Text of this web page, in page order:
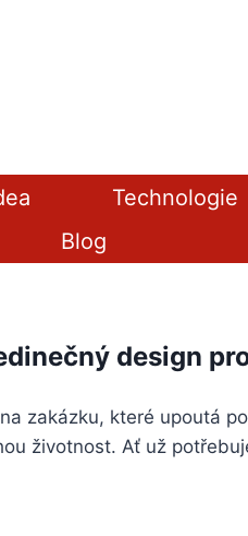
Technologie
Blog
design
zakázku, které upoutá
životnost. Ať už